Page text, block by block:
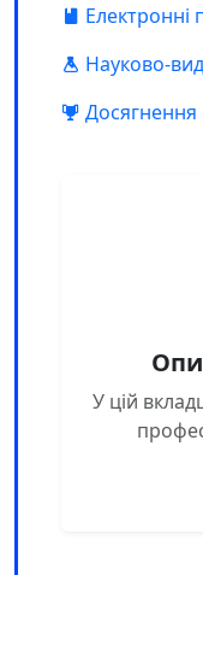
Електронні
Науково-
Досягнення
У цій